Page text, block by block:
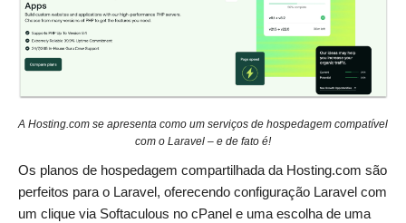
A Hosting.com se apresenta como um serviços de hospedagem compatível
com o Laravel – e de fato é!
Os planos de hospedagem compartilhada da Hosting.com são
perfeitos para o Laravel, oferecendo configuração Laravel com
um clique via Softaculous no cPanel e uma escolha de uma